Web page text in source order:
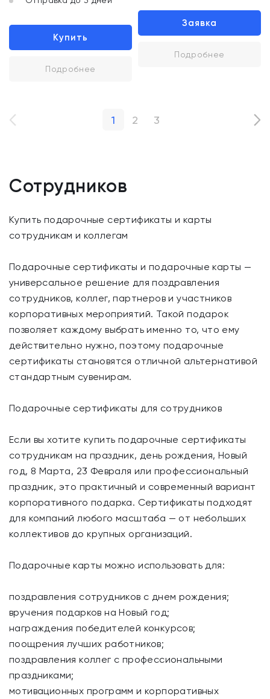
Купить
Подробнее
Заявка
Подробнее
1 2 3
Сотрудников
Купить подарочные сертификаты и карты
сотрудникам и коллегам
Подарочные сертификаты и подарочные карты —
универсальное решение для поздравления
сотрудников, коллег, партнеров и участников
корпоративных мероприятий. Такой подарок
позволяет каждому выбрать именно то, что ему
действительно нужно, поэтому подарочные
сертификаты становятся отличной альтернативой
стандартным сувенирам.
Подарочные сертификаты для сотрудников
Если вы хотите купить подарочные сертификаты
сотрудникам на праздник, день рождения, Новый
год, 8 Марта, 23 Февраля или профессиональный
праздник, это практичный и современный вариант
корпоративного подарка. Сертификаты подходят
для компаний любого масштаба — от небольших
коллективов до крупных организаций.
Подарочные карты можно использовать для:
поздравления сотрудников с днем рождения;
вручения подарков на Новый год;
награждения победителей конкурсов;
поощрения лучших работников;
поздравления коллег с профессиональными
праздниками;
мотивационных программ и корпоративных